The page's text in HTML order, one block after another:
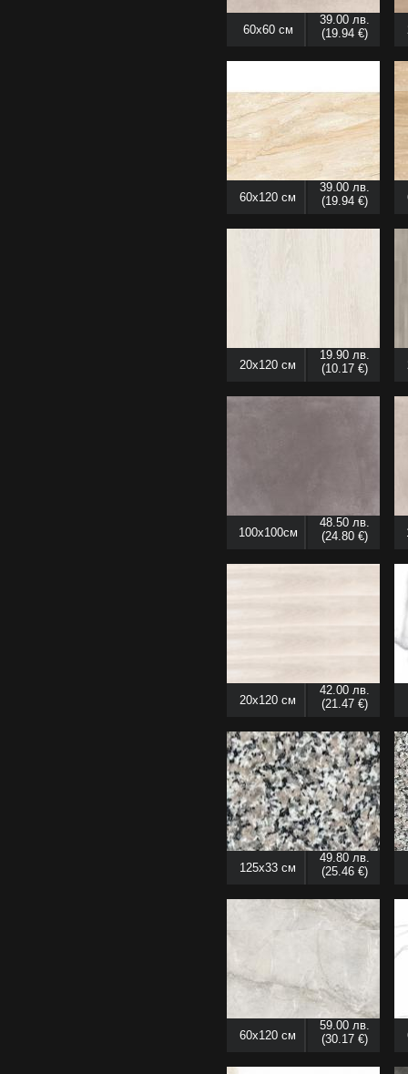
60x60 см
39.00 лв.
(19.94 €)
60x120 см
39.00 лв.
(19.94 €)
20x120 см
19.90 лв.
(10.17 €)
100x100см
48.50 лв.
(24.80 €)
20x120 см
42.00 лв.
(21.47 €)
125x33 см
49.80 лв.
(25.46 €)
60x120 см
59.00 лв.
(30.17 €)